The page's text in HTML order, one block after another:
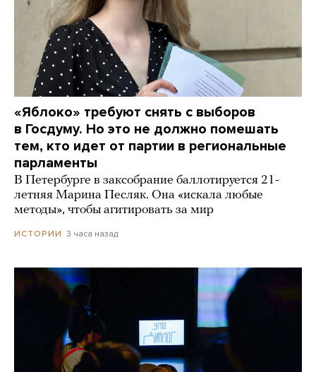
«Яблоко» требуют снять с выборов
в Госдуму. Но это не должно помешать
тем, кто идет от партии в региональные
парламенты
В Петербурге в заксобрание баллотируется 21-
летняя Марина Песляк. Она «искала любые
методы», чтобы агитировать за мир
ИСТОРИИ 3 часа назад